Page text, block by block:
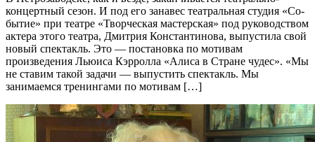
концертный сезон. И под его занавес театральная студия «Со-
бытие» при театре «Творческая мастерская» под руководством
актера этого театра, Дмитрия Константинова, выпустила свой
новый спектакль. Это — постановка по мотивам
произведения Льюиса Кэрролла «Алиса в Стране чудес». «Мы
не ставим такой задачи — выпустить спектакль. Мы
занимаемся тренингами по мотивам […]